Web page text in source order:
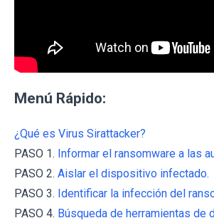
Menú Rápido:
¿Qué es Virus Sirattacker?
PASO 1. Informar el ransomware a las
PASO 2. Aislar el dispositivo infectado.
PASO 3. Identificar la infección del
PASO 4. Búsqueda de herramientas de